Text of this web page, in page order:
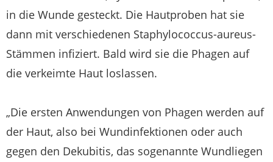
in die Wunde gesteckt. Die Hautproben hat sie
dann mit verschiedenen Staphylococcus-aureus-
Stämmen infiziert. Bald wird sie die Phagen auf
die verkeimte Haut loslassen.
„Die ersten Anwendungen von Phagen werden auf
der Haut, also bei Wundinfektionen oder auch
gegen den Dekubitis, das sogenannte Wundliegen